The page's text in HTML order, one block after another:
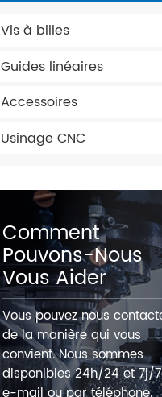
Vis à billes
Guides linéaires
Accessoires
Usinage CNC
Comment
Pouvons-Nous
Vous Aider
Vous pouvez nous
de la manière qui vous
convient. Nous sommes
disponibles 24h/24 et 7j/